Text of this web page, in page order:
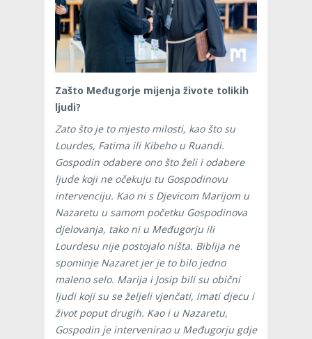
Zašto Međugorje mijenja živote tolikih
ljudi?
Zato što je to mjesto milosti, kao što su
Lourdes, Fatima ili Kibeho u Ruandi.
Gospodin odabere ono što želi i odabere
ljude koji ne očekuju tu Gospodinovu
intervenciju. Kao ni s Djevicom Marijom u
Nazaretu u samom početku Gospodinova
djelovanja, tako ni u Međugorju ili
Lourdesu nije postojalo ništa. Biblija ne
spominje Nazaret jer je to bilo jedno
maleno selo. Marija i Josip bili su obični
ljudi koji su se željeli vjenčati, imati djecu i
život poput drugih. Kao i u Nazaretu,
Gospodin je intervenirao u Međugorju gdje